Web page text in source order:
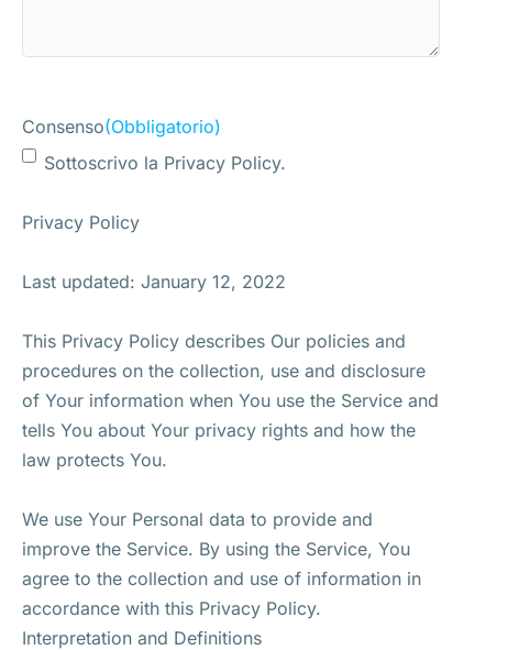
Consenso(Obbligatorio)
Sottoscrivo la Privacy Policy.
Privacy Policy
Last updated: January 12, 2022
This Privacy Policy describes Our policies and
procedures on the collection, use and disclosure
of Your information when You use the Service and
tells You about Your privacy rights and how the
law protects You.
We use Your Personal data to provide and
improve the Service. By using the Service, You
agree to the collection and use of information in
accordance with this Privacy Policy.
Interpretation and Definitions